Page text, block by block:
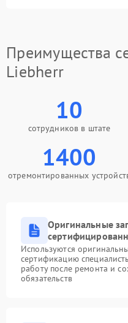
Преимущества
Liebherr
10
сотрудников в штате
1400
отремонтированных
Оригинальные
Используются
сертификацию
работу после ремонта и
обязательств